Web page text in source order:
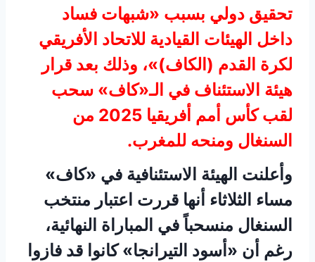
تحقيق دولي بسبب «شبهات فساد
داخل الهيئات القيادية للاتحاد الأفريقي
لكرة القدم (الكاف)»، وذلك بعد قرار
هيئة الاستئناف في الـ«كاف» سحب
لقب كأس أمم أفريقيا 2025 من
السنغال ومنحه للمغرب.
وأعلنت الهيئة الاستئنافية في «كاف»
مساء الثلاثاء أنها قررت اعتبار منتخب
السنغال منسحباً في المباراة النهائية،
رغم أن «أسود التيرانجا» كانوا قد فازوا